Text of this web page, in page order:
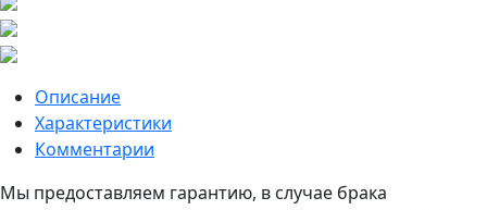
Описание
Характеристики
Комментарии
Мы предоставляем гарантию, в случае брака